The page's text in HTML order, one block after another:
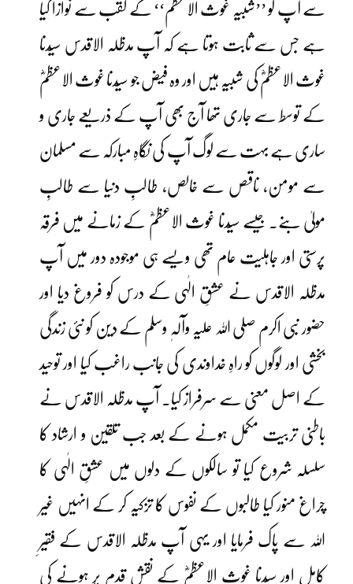
سے آپ کو ’’شبیہ غوث الاعظم‘‘ کے لقب سے نوازا گیا
ہے جس سے ثابت ہوتا ہے کہ آپ مدظلہ الاقدس سیّدنا
غوث الاعظمؓ کی شبیہ ہیں اور وہ فیض جو سیّدنا غوث الاعظمؓ
کے توسط سے جاری تھا آج بھی آپ کے ذریعے جاری و
ساری ہے بہت سے لوگ آپ کی نگاہِ مبارکہ سے مسلمان
سے مومن، ناقص سے خالص، طالبِ دنیا سے طالبِ
مولیٰ بنے۔ جیسے سیّدنا غوث الاعظمؓ کے زمانے میں فرقہ
پرستی اور جاہلیت عام تھی ویسے ہی موجودہ دور میں آپ
مدظلہ الاقدس نے عشقِ الٰہی کے درس کو فروغ دیا اور
حضور نبی اکرم صلی اللہ علیہ وآلہٖ وسلم کے دین کو نئی زندگی
بخشی اور لوگوں کو راہِ خداوندی کی جانب راغب کیا اور توحید
کے اصل معنی سے سرفراز کیا۔ آپ مدظلہ الاقدس نے
باطنی تربیت مکمل ہونے کے بعد جب تلقین و ارشاد کا
سلسلہ شروع کیا تو سالکوں کے دلوں میں عشقِ الٰہی کا
چراغ منور کیا طالبوں کے نفوس کا تزکیہ کر کے انہیں غیر
اللہ سے پاک فرمایا اور یہی آپ مدظلہ الاقدس کے فقیرِ
کامل اور سیّدنا غوث الاعظمؓ کے نقشِ قدم پر ہونے کی